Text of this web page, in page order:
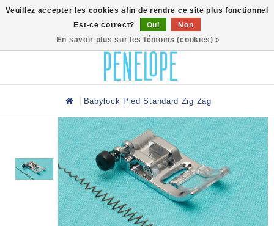
Babylock Pied Standard Zig Zag
Veuillez accepter les cookies afin de rendre ce site plus fonctionnel
Est-ce correct?
Oui
Non
En savoir plus sur les témoins (cookies) »